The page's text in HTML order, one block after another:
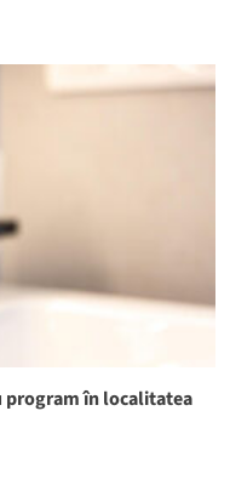
program în localitatea